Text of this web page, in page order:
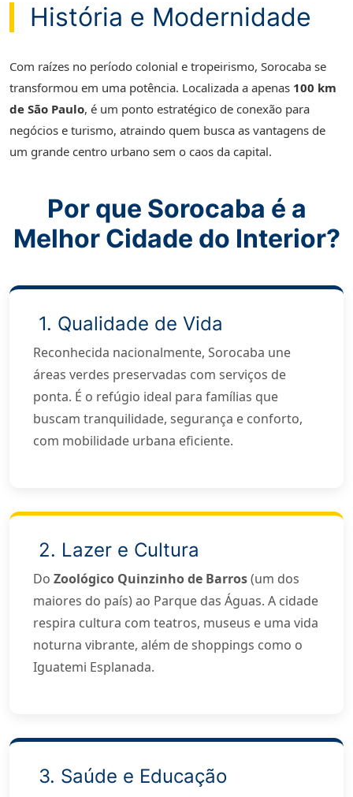
História e Modernidade
Com raízes no período colonial e tropeirismo, Sorocaba se
transformou em uma potência. Localizada a apenas 100 km
de São Paulo, é um ponto estratégico de conexão para
negócios e turismo, atraindo quem busca as vantagens de
um grande centro urbano sem o caos da capital.
Por que Sorocaba é a
Melhor Cidade do Interior?
1. Qualidade de Vida
Reconhecida nacionalmente, Sorocaba une
áreas verdes preservadas com serviços de
ponta. É o refúgio ideal para famílias que
buscam tranquilidade, segurança e conforto,
com mobilidade urbana eficiente.
2. Lazer e Cultura
Do Zoológico Quinzinho de Barros(um dos
maiores do país) ao Parque das Águas. A cidade
respira cultura com teatros, museus e uma vida
noturna vibrante, além de shoppings como o
Iguatemi Esplanada.
3. Saúde e Educação